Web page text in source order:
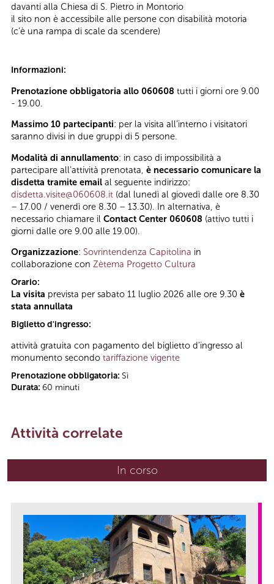
davanti alla Chiesa di S. Pietro in Montorio
il sito non è accessibile alle persone con disabilità motoria
(c’è una rampa di scale da scendere)
Informazioni:
Prenotazione obbligatoria allo 060608 tutti i giorni ore 9.00
- 19.00.
Massimo 10 partecipanti: per la visita all’interno i visitatori
saranno divisi in due gruppi di 5 persone.
Modalità di annullamento: in caso di impossibilità a
partecipare all’attività prenotata, è necessario comunicare la
disdetta tramite email al seguente indirizzo:
disdetta.visite@060608.it (dal lunedì al giovedì dalle ore 8.30
– 17.00 / venerdì ore 8.30 – 13.30). In alternativa, è
necessario chiamare il Contact Center 060608 (attivo tutti i
giorni dalle ore 9.00 alle 19.00).
Organizzazione: Sovrintendenza Capitolina in
collaborazione con Zètema Progetto Cultura
Orario:
La visita prevista per sabato 11 luglio 2026 alle ore 9.30 è
stata annullata
Biglietto d'ingresso:
attività gratuita con pagamento del biglietto d’ingresso al
monumento secondo tariffazione vigente
Prenotazione obbligatoria: Sì
Durata: 60 minuti
Attività correlate
In corso(scheda attiva)